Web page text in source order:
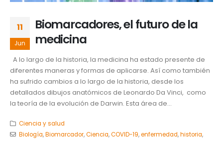
11
Jun
Biomarcadores, el futuro de la
medicina
A lo largo de la historia, la medicina ha estado presente de
diferentes maneras y formas de aplicarse. Así como también
ha sufrido cambios a lo largo de la historia, desde los
detallados dibujos anatómicos de Leonardo Da Vinci, como
la teoría de la evolución de Darwin. Esta área de...
Ciencia y salud
Biología,Biomarcador,Ciencia,COVID-19,enfermedad,historia,